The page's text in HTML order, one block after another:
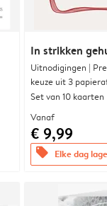
In strikken
Uitnodigingen |
keuze uit 3
Set van 10 kaarten
Vanaf
€ 9,99
offers Elke dag